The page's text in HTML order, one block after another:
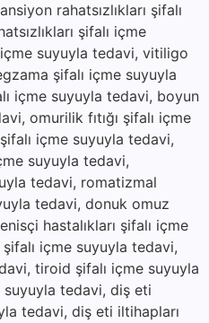
rahatsızlıkları şifalı
şifalı içme
suyuyla tedavi, vitiligo
şifalı içme suyuyla
içme suyuyla tedavi, boyun
omurilik fıtığı şifalı içme
içme suyuyla tedavi,
suyuyla tedavi,
tedavi, romatizmal
tedavi, donuk omuz
hastalıkları şifalı içme
şifalı içme suyuyla tedavi,
tiroid şifalı içme suyuyla
suyuyla tedavi, diş eti
tedavi, diş eti iltihapları